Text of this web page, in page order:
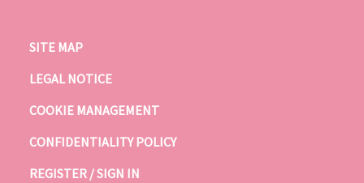
SITE MAP
LEGAL NOTICE
COOKIE MANAGEMENT
CONFIDENTIALITY POLICY
REGISTER / SIGN IN